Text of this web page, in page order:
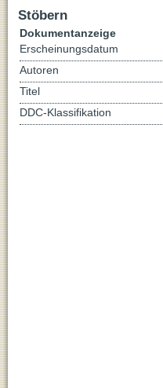
Stöbern
Dokumentanzeige
Erscheinungsdatum
Autoren
Titel
DDC-Klassifikation